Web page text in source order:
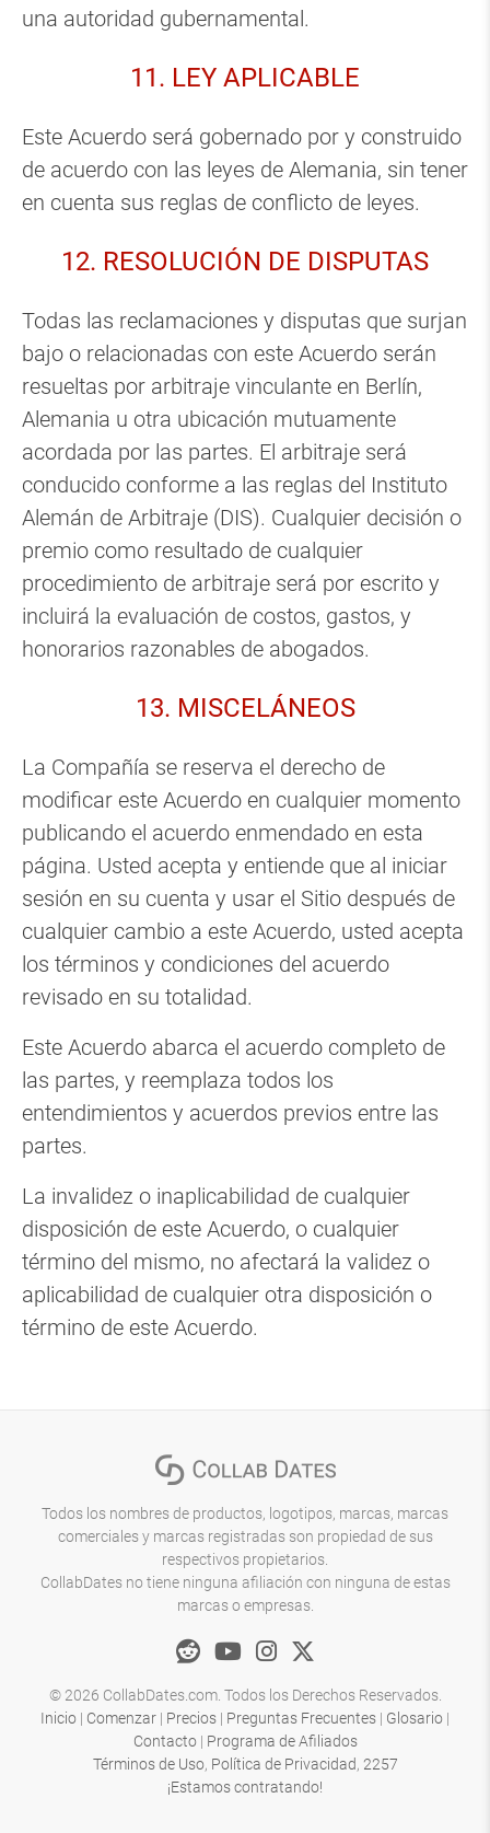
una autoridad gubernamental.
11. LEY APLICABLE
Este Acuerdo será gobernado por y construido
de acuerdo con las leyes de Alemania, sin tener
en cuenta sus reglas de conflicto de leyes.
12. RESOLUCIÓN DE DISPUTAS
Todas las reclamaciones y disputas que surjan
bajo o relacionadas con este Acuerdo serán
resueltas por arbitraje vinculante en Berlín,
Alemania u otra ubicación mutuamente
acordada por las partes. El arbitraje será
conducido conforme a las reglas del Instituto
Alemán de Arbitraje (DIS). Cualquier decisión o
premio como resultado de cualquier
procedimiento de arbitraje será por escrito y
incluirá la evaluación de costos, gastos, y
honorarios razonables de abogados.
13. MISCELÁNEOS
La Compañía se reserva el derecho de
modificar este Acuerdo en cualquier momento
publicando el acuerdo enmendado en esta
página. Usted acepta y entiende que al iniciar
sesión en su cuenta y usar el Sitio después de
cualquier cambio a este Acuerdo, usted acepta
los términos y condiciones del acuerdo
revisado en su totalidad.
Este Acuerdo abarca el acuerdo completo de
las partes, y reemplaza todos los
entendimientos y acuerdos previos entre las
partes.
La invalidez o inaplicabilidad de cualquier
disposición de este Acuerdo, o cualquier
término del mismo, no afectará la validez o
aplicabilidad de cualquier otra disposición o
término de este Acuerdo.
Todos los nombres de productos, logotipos, marcas, marcas
comerciales y marcas registradas son propiedad de sus
respectivos propietarios.
CollabDates no tiene ninguna afiliación con ninguna de estas
marcas o empresas.
© 2026 CollabDates.com. Todos los Derechos Reservados.
Inicio | Comenzar | Precios | Preguntas Frecuentes | Glosario |
Contacto| Programa de Afiliados
Términos de Uso, Política de Privacidad, 2257
¡Estamos contratando!